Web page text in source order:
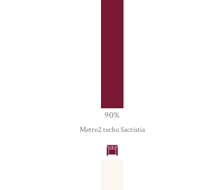
Metro2 techo Sacristia
90%